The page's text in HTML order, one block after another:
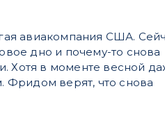
авиакомпания США.
дно и почему-то снова
Хотя в моменте весной
Фридом верят, что снова